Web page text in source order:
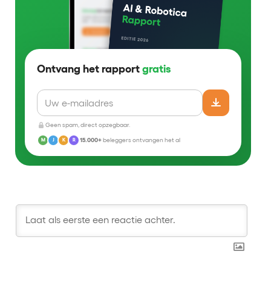
Ontvang het rapport gratis
Geen spam, direct opzegbaar.
M J K R 15.000+beleggers ontvangen het al